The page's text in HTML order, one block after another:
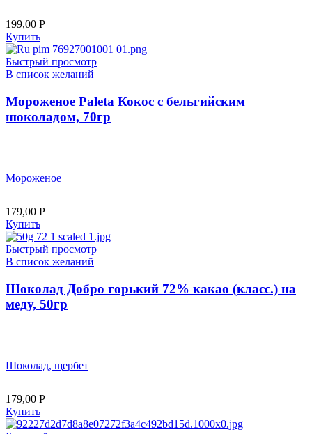
199,00 Р
Купить
Быстрый просмотр
В список желаний
Мороженое Paleta Кокос с бельгийским
шоколадом, 70гр
Мороженое
179,00 Р
Купить
Быстрый просмотр
В список желаний
Шоколад Добро горький 72% какао (класс.) на
меду, 50гр
Шоколад, щербет
179,00 Р
Купить